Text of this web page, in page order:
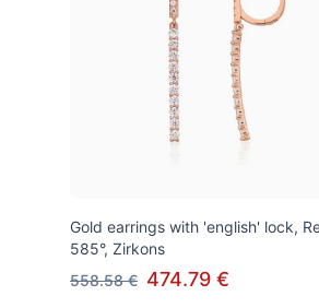
Gold earrings with 'english' lock,
585°, Zirkons
558.58 € 474.79 €